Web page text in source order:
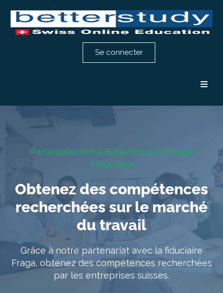
Formation comptabilité
Témoignages
À propos
Entretien conseil
Se connecter
Partenariat entre BetterStudy et Fraga
Fiduciaire
Obtenez des compétences
recherchées sur le marché
du travail
Grâce à notre partenariat avec la fiduciaire
Fraga, obtenez des compétences recherchées
par les entreprises suisses.